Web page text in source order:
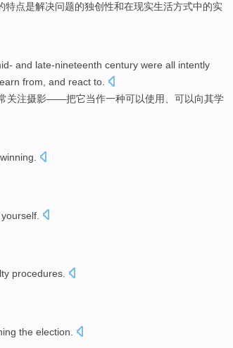
特点是解决问题的独创性和在现实生活方式中的实
and late-nineteenth century were all intently
from, and react to.
关注摄影——把它当作一种可以使用 、可以向其学
winning
yourself
procedures.
the election